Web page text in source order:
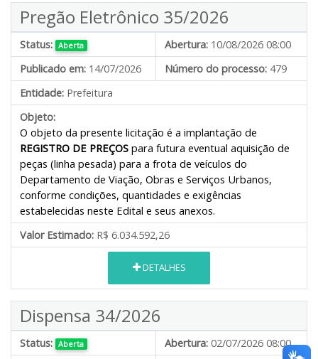
Pregão Eletrônico 35/2026
Status: Aberta Abertura: 10/08/2026 08:00
Publicado em: 14/07/2026 Número do processo: 479
Entidade: Prefeitura
Objeto:
O objeto da presente licitação é a implantação de
REGISTRO DE PREÇOS para futura eventual aquisição de
peças (linha pesada) para a frota de veículos do
Departamento de Viação, Obras e Serviços Urbanos,
conforme condições, quantidades e exigências
estabelecidas neste Edital e seus anexos.
Valor Estimado: R$ 6.034.592,26
DETALHES
Dispensa 34/2026
Status: Aberta Abertura: 02/07/2026 08:00